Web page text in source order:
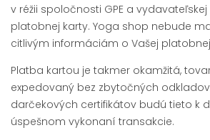
v réžii spoločnosti GPE a
platobnej karty. Yoga shop nebude
citlivým informáciám o Vašej
Platba kartou je takmer okamžitá,
expedovaný bez zbytočných
darčekových certifikátov budú tieto k
úspešnom vykonaní transakcie.